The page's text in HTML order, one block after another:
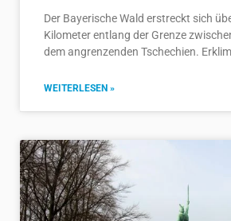
Der Bayerische Wald erstreckt sich
Kilometer entlang der Grenze
dem angrenzenden Tschechien.
WEITERLESEN »